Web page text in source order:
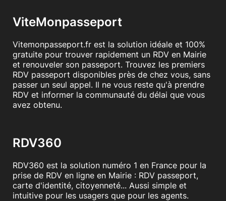
ViteMonpasseport
Vitemonpasseport.fr est la solution idéale et 100%
gratuite pour trouver rapidement un RDV en Mairie
et renouveler son passeport. Trouvez les premiers
RDV passeport disponibles près de chez vous, sans
passer un seul appel. Il ne vous reste qu'à prendre
RDV et informer la communauté du délai que vous
avez obtenu.
RDV360
RDV360 est la solution numéro 1 en France pour la
prise de RDV en ligne en Mairie : RDV passeport,
carte d'identité, citoyenneté... Aussi simple et
intuitive pour les usagers que pour les agents.